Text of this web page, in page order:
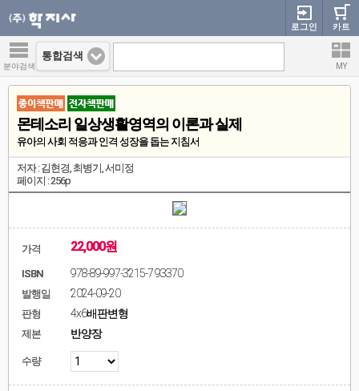
카트
로그인
분야검색 MY
통합검색
몬테소리 일상생활영역의 이론과 실제
유아의 사회 적응과 인격 성장을 돕는 지침서
저자 : 김현경, 최병기, 서미정
페이지 : 256p
가격
ISBN
발행일
판형
제본
수량
22,000원
978-89-997-3215-7 93370
2024-09-20
4x6배판변형
반양장